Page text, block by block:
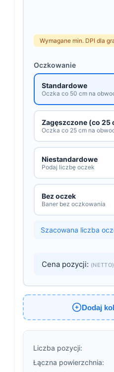
Wymagane min. DPI dla
Oczkowanie
Standardowe
Oczka co 50 cm na
Zagęszczone (co 25
Oczka co 25 cm na
Niestandardowe
Podaj liczbę oczek
Bez oczek
Baner bez oczkowania
Szacowana liczba
Cena pozycji: (NETTO)
Dodaj
Liczba pozycji:
Łączna powierzchnia: